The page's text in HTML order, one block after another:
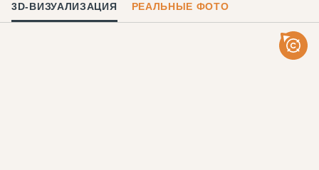
3D-ВИЗУАЛИЗАЦИЯ РЕАЛЬНЫЕ ФОТО